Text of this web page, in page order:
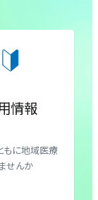
法室
情報
もに地域医療
せんか